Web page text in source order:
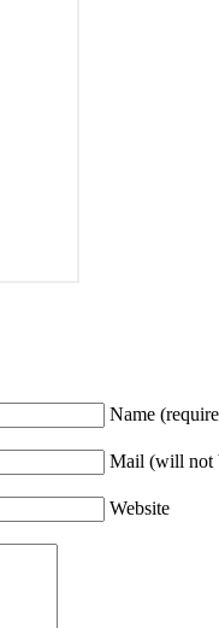
Name
Mail (will not
Website